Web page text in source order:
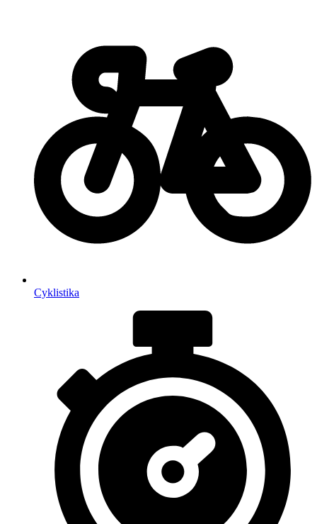
Cyklistika